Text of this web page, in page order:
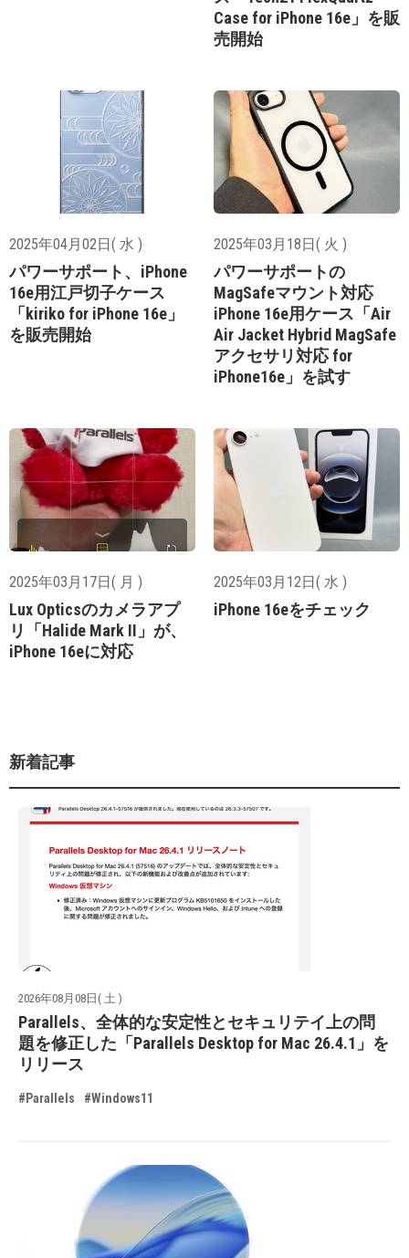
Case for iPhone 16e」を販
売開始
2025年04月02日( 水 )
パワーサポート、iPhone
16e用江戸切子ケース
「kiriko for iPhone 16e」
を販売開始
2025年03月18日( 火 )
パワーサポートの
MagSafeマウント対応
iPhone 16e用ケース「Air
Air Jacket Hybrid MagSafe
アクセサリ対応 for
iPhone16e」を試す
2025年03月17日( 月 )
Lux Opticsのカメラアプ
リ「Halide Mark II」が、
iPhone 16eに対応
2025年03月12日( 水 )
iPhone 16eをチェック
新着記事
2026年08月08日( 土 )
Parallels、全体的な安定性とセキュリテイ上の問
題を修正した「Parallels Desktop for Mac 26.4.1」を
リリース
#Parallels #Windows11